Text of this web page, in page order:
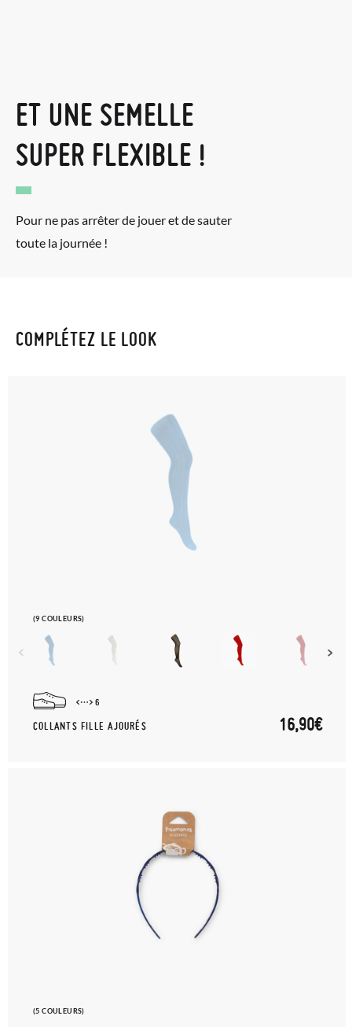
ET UNE SEMELLE
SUPER FLEXIBLE !
Pour ne pas arrêter de jouer et de sauter
toute la journée !
COMPLÉTEZ LE LOOK
(9 COULEURS)
6
COLLANTS FILLE AJOURÉS 16,90€
(5 COULEURS)